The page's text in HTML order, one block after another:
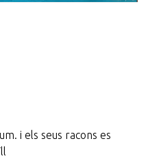
i els seus racons es